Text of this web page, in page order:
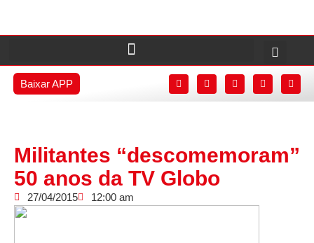
Baixar APP
Militantes “descomemoram”
50 anos da TV Globo
27/04/2015 12:00 am